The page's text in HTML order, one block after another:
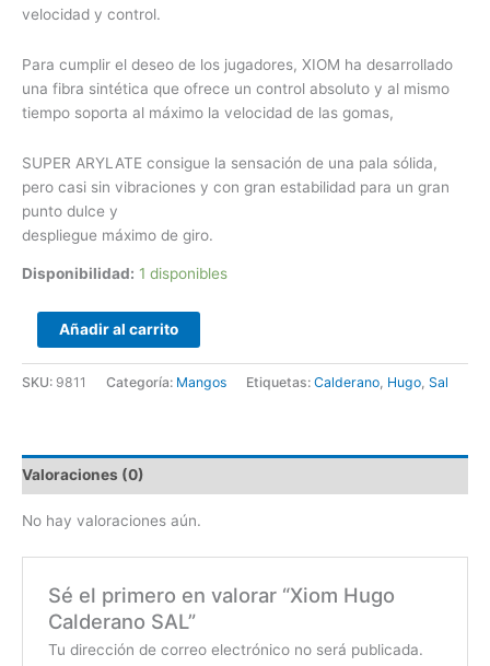
velocidad y control.
Para cumplir el deseo de los jugadores, XIOM ha desarrollado
una fibra sintética que ofrece un control absoluto y al mismo
tiempo soporta al máximo la velocidad de las gomas,
SUPER ARYLATE consigue la sensación de una pala sólida,
pero casi sin vibraciones y con gran estabilidad para un gran
punto dulce y
despliegue máximo de giro.
Disponibilidad: 1 disponibles
Añadir al carrito
SKU: 9811 Categoría: Mangos Etiquetas: Calderano, Hugo, Sal
Valoraciones (0)
No hay valoraciones aún.
Sé el primero en valorar “Xiom Hugo
Calderano SAL”
Tu dirección de correo electrónico no será publicada.